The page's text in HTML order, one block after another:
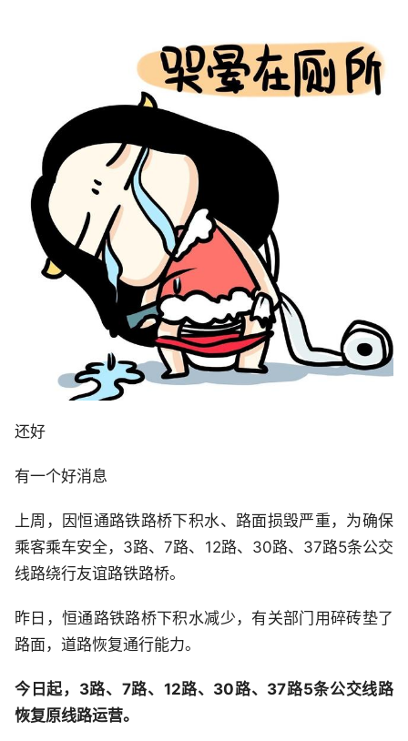
还好
有一个好消息
上周，因恒通路铁路桥下积水、路面损毁严重，为确保
乘客乘车安全，3路、7路、12路、30路、37路5条公交
线路绕行友谊路铁路桥。
昨日，恒通路铁路桥下积水减少，有关部门用碎砖垫了
路面，道路恢复通行能力。
今日起，3路、7路、12路、30路、37路5条公交线路
恢复原线路运营。